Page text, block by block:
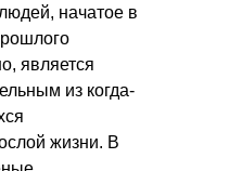
начатое в
является
из когда-
жизни. В